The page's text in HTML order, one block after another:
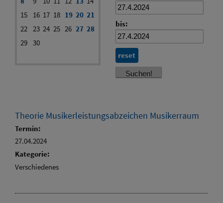
15
16 17 18 19 20 21
22 23 24 25 26 27 28
29 30
bis:
reset
Theorie Musikerleistungsabzeichen Musikerraum
Termin:
27.04.2024
Kategorie:
Verschiedenes